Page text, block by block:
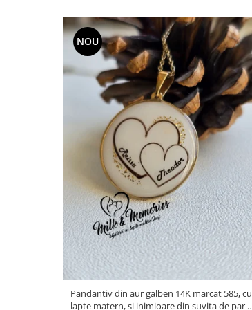
NOU
Pandantiv din aur galben 14K marcat 585, cu
lapte matern, si inimioare din suvita de par a